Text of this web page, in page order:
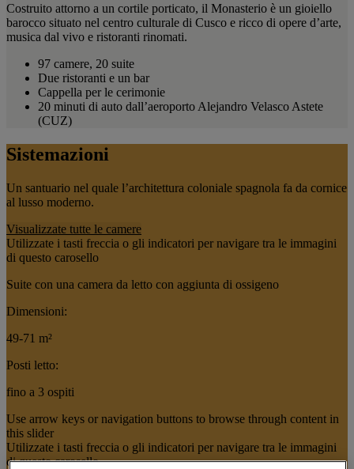
Costruito attorno a un cortile porticato, il Monasterio è un gioiello
barocco situato nel centro culturale di Cusco e ricco di opere d’arte,
musica dal vivo e ristoranti rinomati.
97 camere, 20 suite
Due ristoranti e un bar
Cappella per le cerimonie
20 minuti di auto dall’aeroporto Alejandro Velasco Astete
(CUZ)
Sistemazioni
Un santuario nel quale l’architettura coloniale spagnola fa da cornice
al lusso moderno.
Visualizzate tutte le camere
Utilizzate i tasti freccia o gli indicatori per navigare tra le immagini
di questo carosello
Suite con una camera da letto con aggiunta di ossigeno
Dimensioni:
49-71 m²
Posti letto:
fino a 3 ospiti
Use arrow keys or navigation buttons to browse through content in
this slider
Utilizzate i tasti freccia o gli indicatori per navigare tra le immagini
di questo carosello